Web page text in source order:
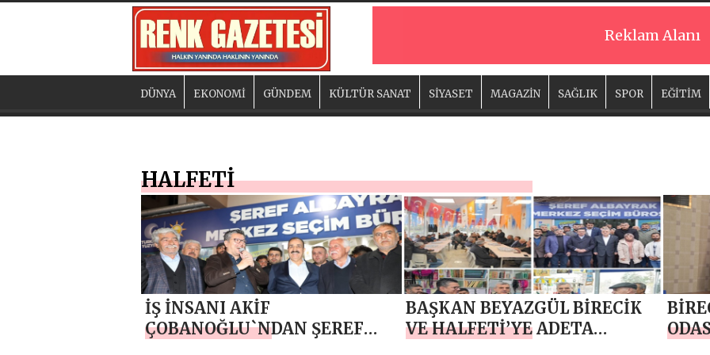
Reklam Alanı
DÜNYA EKONOMİ GÜNDEM KÜLTÜR SANAT SİYASET MAGAZİN SAĞLIK SPOR EĞİTİM
HALFETİ
İŞ İNSANI AKİF
ÇOBANOĞLU`NDAN ŞEREF
BAŞKAN BEYAZGÜL BİRECİK
VE HALFETİ’YE ADETA